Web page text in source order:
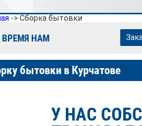
-> Сборка бытовки
ВРЕМЯ НАМ
бытовки в Курчатове
У НАС